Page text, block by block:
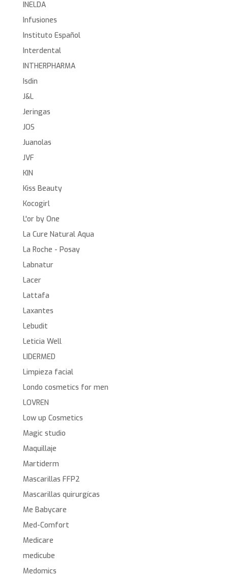
INELDA
Infusiones
Instituto Español
Interdental
INTHERPHARMA
Isdin
J&L
Jeringas
JOS
Juanolas
JVF
KIN
Kiss Beauty
Kocogirl
L'or by One
La Cure Natural Aqua
La Roche - Posay
Labnatur
Lacer
Lattafa
Laxantes
Lebudit
Leticia Well
LIDERMED
Limpieza facial
Londo cosmetics for men
LOVREN
Low up Cosmetics
Magic studio
Maquillaje
Martiderm
Mascarillas FFP2
Mascarillas quirurgícas
Me Babycare
Med-Comfort
Medicare
medicube
Medomics